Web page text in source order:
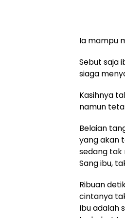
Ia mampu
Sebut saja
siaga
Kasihnya
namun
Belaian
yang akan
sedang tak
Sang ibu,
Ribuan
cintanya
Ibu adalah